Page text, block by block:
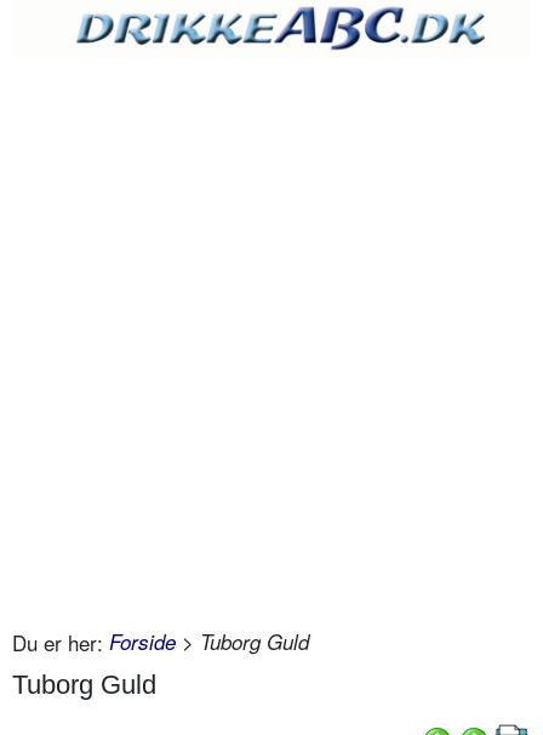
Du er her: Forside > Tuborg Guld
Tuborg Guld